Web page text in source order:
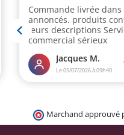
Marchand approuvé